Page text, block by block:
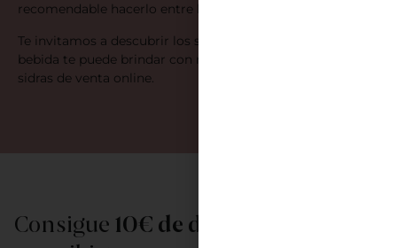
recomendable hacerlo entre los 12 y 13º C.
Te invitamos a descubrir los secretos que esta deliciosa
bebida te puede brindar con nuestra amplia selección de
sidras de venta online.
Consigue 10€ de descuento